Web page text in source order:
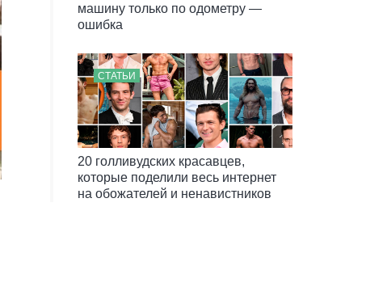
машину только по одометру —
ошибка
СТАТЬИ
20 голливудских красавцев,
которые поделили весь интернет
на обожателей и ненавистников